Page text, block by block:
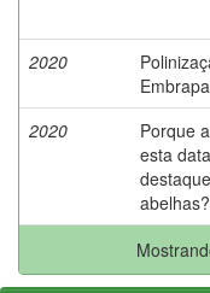
2020
2020
Porque
esta
abelhas?